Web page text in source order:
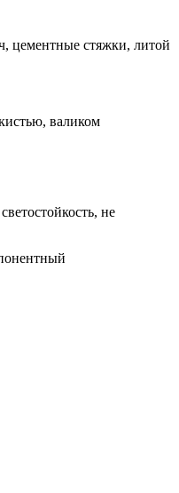
цементные стяжки, литой
валиком
не